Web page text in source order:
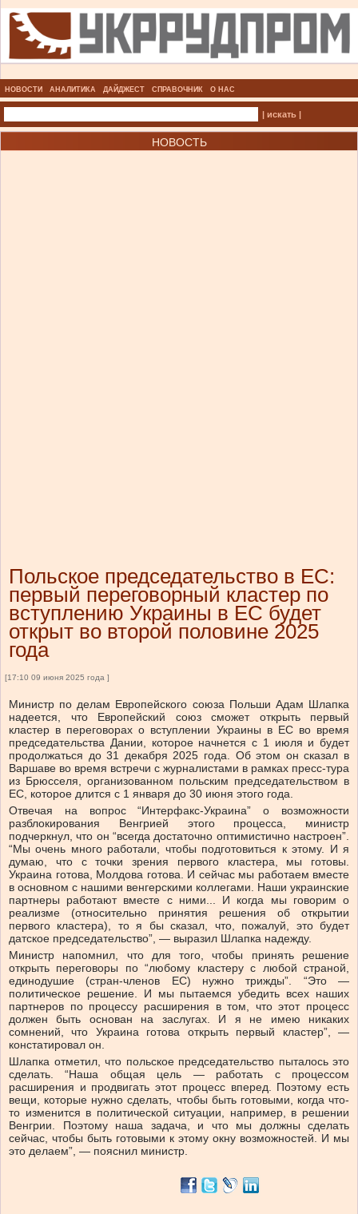
НОВОСТИ АНАЛИТИКА ДАЙДЖЕСТ СПРАВОЧНИК О НАС
| искать |
НОВОСТЬ
Польское председательство в ЕС:
первый переговорный кластер по
вступлению Украины в ЕС будет
открыт во второй половине 2025
года
[17:10 09 июня 2025 года ]
Министр по делам Европейского союза Польши Адам Шлапка
надеется, что Европейский союз сможет открыть первый
кластер в переговорах о вступлении Украины в ЕС во время
председательства Дании, которое начнется с 1 июля и будет
продолжаться до 31 декабря 2025 года. Об этом он сказал в
Варшаве во время встречи с журналистами в рамках пресс-тура
из Брюсселя, организованном польским председательством в
ЕС, которое длится с 1 января до 30 июня этого года.
Отвечая на вопрос “Интерфакс-Украина” о возможности
разблокирования Венгрией этого процесса, министр
подчеркнул, что он “всегда достаточно оптимистично настроен”.
“Мы очень много работали, чтобы подготовиться к этому. И я
думаю, что с точки зрения первого кластера, мы готовы.
Украина готова, Молдова готова. И сейчас мы работаем вместе
в основном с нашими венгерскими коллегами. Наши украинские
партнеры работают вместе с ними... И когда мы говорим о
реализме (относительно принятия решения об открытии
первого кластера), то я бы сказал, что, пожалуй, это будет
датское председательство”, — выразил Шлапка надежду.
Министр напомнил, что для того, чтобы принять решение
открыть переговоры по “любому кластеру с любой страной,
единодушие (стран-членов ЕС) нужно трижды”. “Это —
политическое решение. И мы пытаемся убедить всех наших
партнеров по процессу расширения в том, что этот процесс
должен быть основан на заслугах. И я не имею никаких
сомнений, что Украина готова открыть первый кластер”, —
констатировал он.
Шлапка отметил, что польское председательство пыталось это
сделать. “Наша общая цель — работать с процессом
расширения и продвигать этот процесс вперед. Поэтому есть
вещи, которые нужно сделать, чтобы быть готовыми, когда что-
то изменится в политической ситуации, например, в решении
Венгрии. Поэтому наша задача, и что мы должны сделать
сейчас, чтобы быть готовыми к этому окну возможностей. И мы
это делаем”, — пояснил министр.